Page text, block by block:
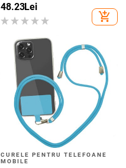
48.23Lei
add_shopping_cart
CURELE PENTRU TELEFOANE
MOBILE